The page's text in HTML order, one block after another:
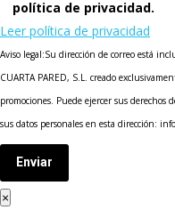
política de privacidad.
Leer política de privacidad
Aviso legal:Su dirección de correo está
CUARTA PARED, S.L. creado
promociones. Puede ejercer sus derechos
sus datos personales en esta dirección:
Enviar
×